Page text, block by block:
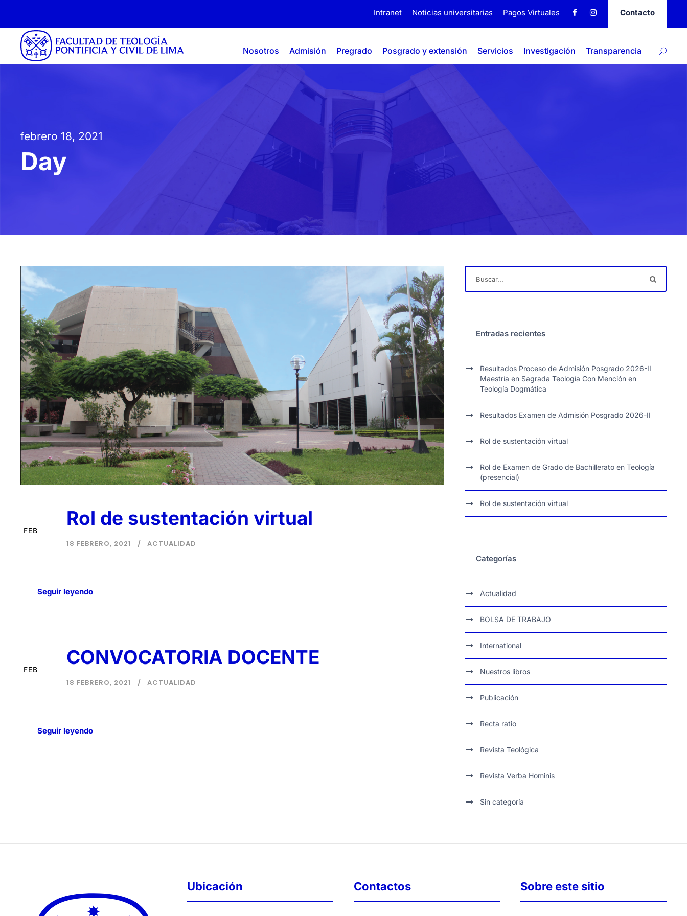
Intranet Noticias universitarias Pagos Virtuales Contacto
Nosotros Admisión Pregrado Posgrado y extensión Servicios Investigación Transparencia
febrero 18, 2021
Day
FEB
Rol de sustentación virtual
18 FEBRERO, 2021 ACTUALIDAD
Seguir leyendo
FEB
CONVOCATORIA DOCENTE
18 FEBRERO, 2021 ACTUALIDAD
Seguir leyendo
Entradas recientes
Resultados Proceso de Admisión Posgrado 2026-II
Maestría en Sagrada Teología Con Mención en
Teología Dogmática
Resultados Examen de Admisión Posgrado 2026-II
Rol de sustentación virtual
Rol de Examen de Grado de Bachillerato en Teología
(presencial)
Rol de sustentación virtual
Categorías
Actualidad
BOLSA DE TRABAJO
International
Nuestros libros
Publicación
Recta ratio
Revista Teológica
Revista Verba Hominis
Sin categoría
Ubicación Contactos Sobre este sitio